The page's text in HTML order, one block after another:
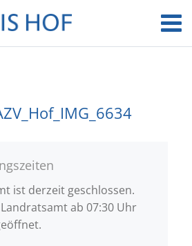
ist derzeit geschlossen.
ab 07:30 Uhr